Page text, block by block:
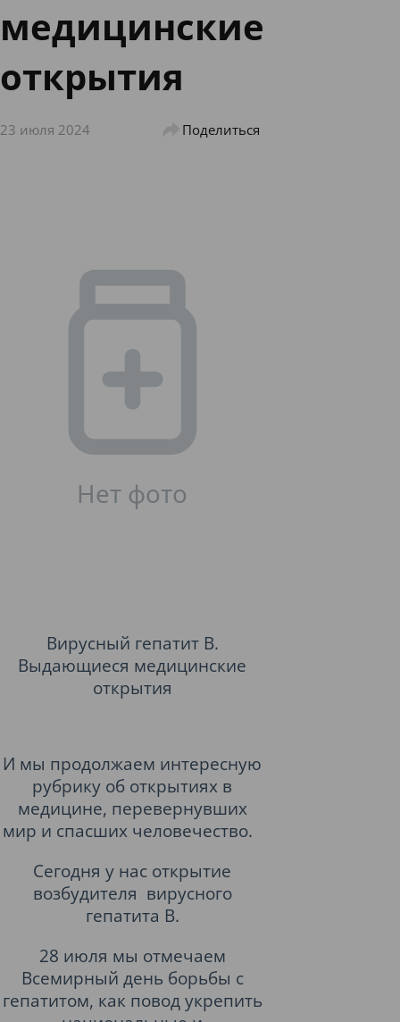
медицинские
открытия
23 июля 2024 Поделиться
Вирусный гепатит В.
Выдающиеся медицинские
открытия
И мы продолжаем интересную
рубрику об открытиях в
медицине, перевернувших
мир и спасших человечество.
Сегодня у нас открытие
возбудителя вирусного
гепатита В.
28 июля мы отмечаем
Всемирный день борьбы с
гепатитом, как повод укрепить